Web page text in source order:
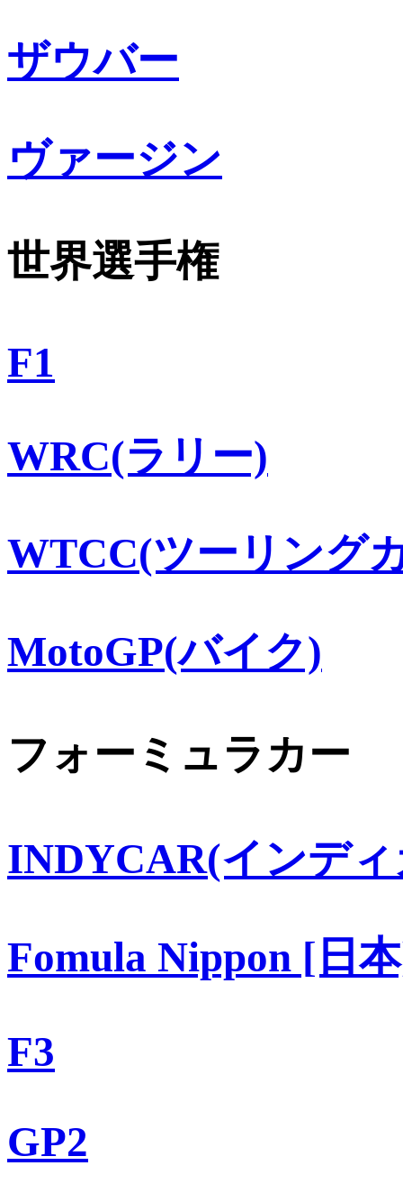
ザウバー
ヴァージン
世界選手権
F1
WRC(ラリー)
WTCC(ツーリング
MotoGP(バイク)
フォーミュラカー
INDYCAR(インデ
Fomula Nippon [日
F3
GP2